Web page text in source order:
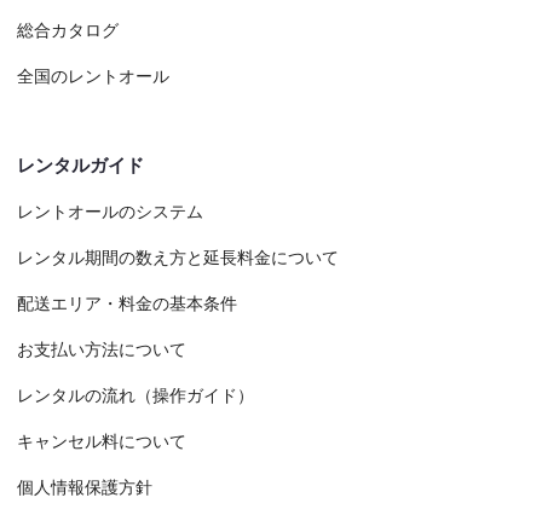
総合カタログ
全国のレントオール
レンタルガイド
レントオールのシステム
レンタル期間の数え方と延長料金について
配送エリア・料金の基本条件
お支払い方法について
レンタルの流れ（操作ガイド）
キャンセル料について
個人情報保護方針